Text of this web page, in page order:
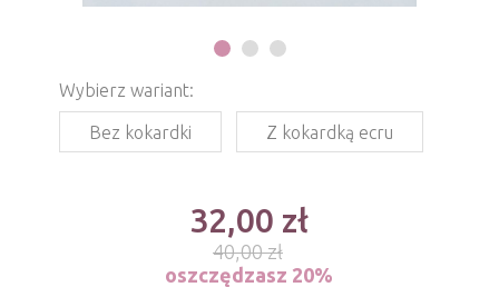
32,00 zł
40,00
oszczędzasz 20%
Wybierz wariant:
Bez kokardki Z kokardką ecru